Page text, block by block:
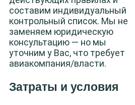
составим индивидуальный
контрольный список. Мы не
заменяем юридическую
консультацию — но мы
уточним у Вас, что требует
авиакомпания/власти.
Затраты и условия